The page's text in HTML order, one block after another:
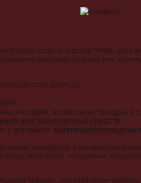
самых разных товаров. Чтобы
магазина распределили всю
детская одежда;
ноутбуки, видеорегистраторы и
для транспортных средств;
и активного
можно приобрести в интернет-
долго, сотрудники ресурса
товарах, они тоже